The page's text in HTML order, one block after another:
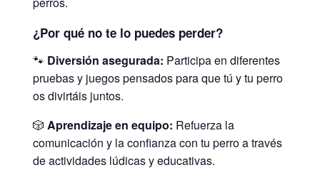
¿Por qué no te lo puedes perder?
🐾 Diversión asegurada: Participa en diferentes
pruebas y juegos pensados para que tú y tu perro
os divirtáis juntos.
🎲Aprendizaje en equipo: Refuerza la
comunicación y la confianza con tu perro a través
de actividades lúdicas y educativas.